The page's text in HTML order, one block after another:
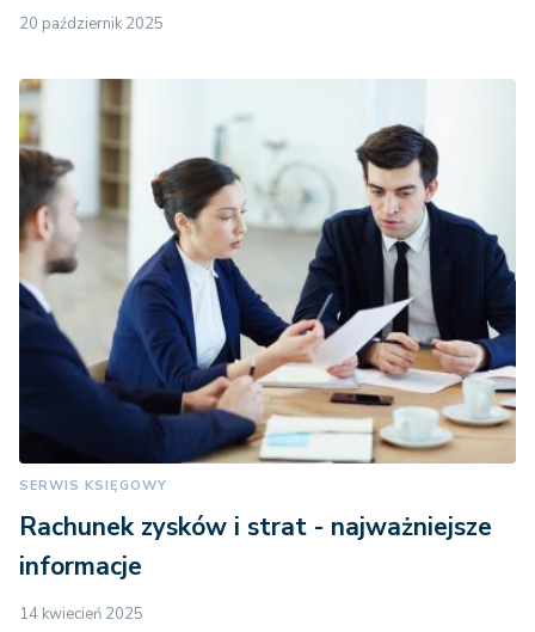
20 październik 2025
SERWIS KSIĘGOWY
Rachunek zysków i strat - najważniejsze
informacje
14 kwiecień 2025